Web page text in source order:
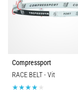
efter
löpning?
vanligaste
orsakerna
Compressport
RACE BELT- Vit